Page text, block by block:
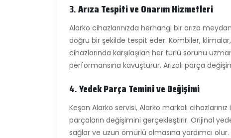
3.Arıza Tespiti ve Onarım Hizmetleri
Alarko cihazlarınızda herhangi bir arıza
doğru bir şekilde tespit eder. Kombiler,
cihazlarında karşılaşılan her türlü sorunu
performansına kavuşturur. Arızalı parça
4.Yedek Parça Temini ve Değişimi
Keşan Alarko servisi, Alarko markalı
parçaların değişimini gerçekleştirir. Orijinal
sağlar ve uzun ömürlü olmasına yardımcı